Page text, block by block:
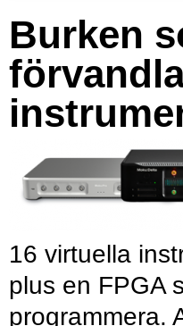
Burken
16 virtuella
plus en FPGA
programmera.